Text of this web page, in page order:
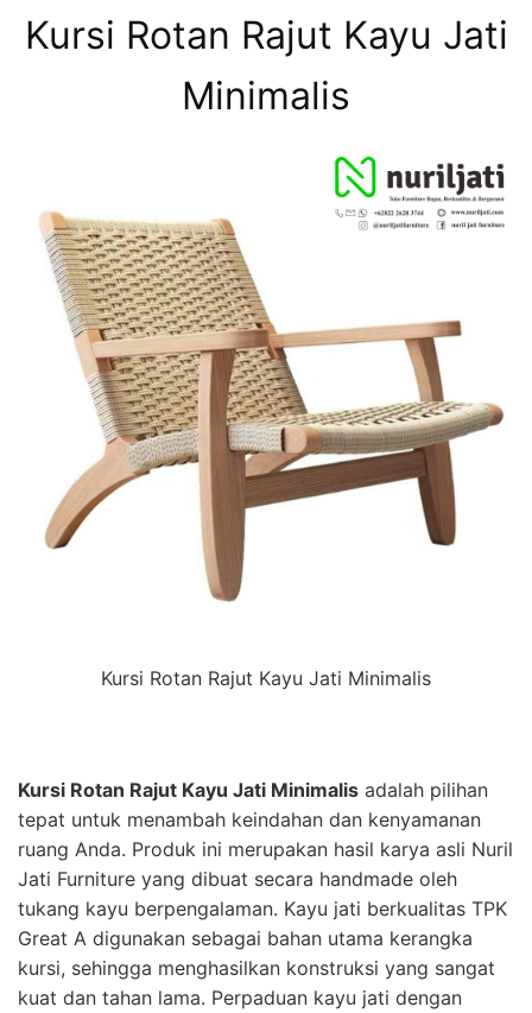
Kursi Rotan Rajut Kayu Jati
Minimalis
Kursi Rotan Rajut Kayu Jati Minimalis
Kursi Rotan Rajut Kayu Jati Minimalis adalah pilihan
tepat untuk menambah keindahan dan kenyamanan
ruang Anda. Produk ini merupakan hasil karya asli Nuril
Jati Furniture yang dibuat secara handmade oleh
tukang kayu berpengalaman. Kayu jati berkualitas TPK
Great A digunakan sebagai bahan utama kerangka
kursi, sehingga menghasilkan konstruksi yang sangat
kuat dan tahan lama. Perpaduan kayu jati dengan